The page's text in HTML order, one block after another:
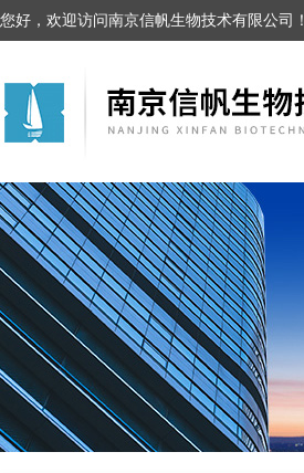
您好，欢迎访问南京信帆生物技术有限公司！